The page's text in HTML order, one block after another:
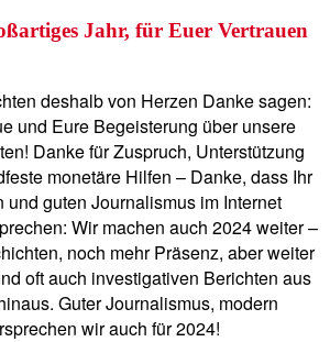
Jahr, für Euer Vertrauen
deshalb von Herzen Danke sagen:
und Eure Begeisterung über unsere
Danke für Zuspruch, Unterstützung
monetäre Hilfen – Danke, dass Ihr
und guten Journalismus im Internet
Wir machen auch 2024 weiter –
noch mehr Präsenz, aber weiter
oft auch investigativen Berichten aus
Guter Journalismus, modern
wir auch für 2024!